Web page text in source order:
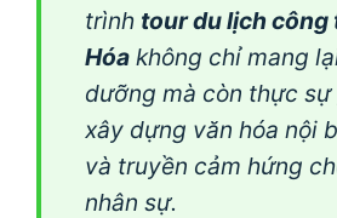
trình tour du lịch công
Hóa không chỉ mang
dưỡng mà còn thực sự
xây dựng văn hóa nội
và truyền cảm hứng
nhân sự.